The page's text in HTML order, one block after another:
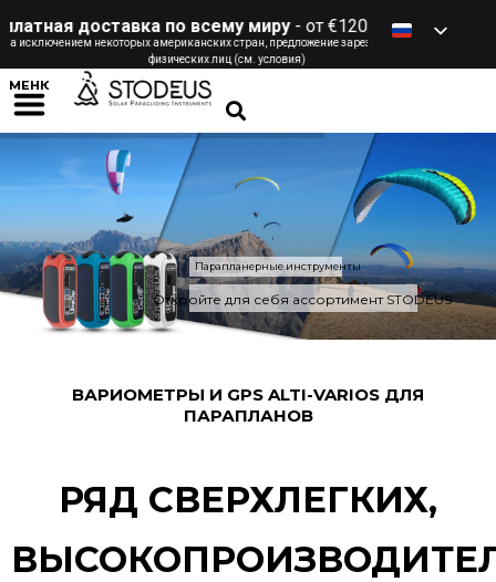
доставка по всему миру- от €120 / £ / $ / CHF *
некоторых американских стран, предложение зарезервировано для
физических лиц (см. условия)
МЕНЮ
Откройте для себя ассортимент STODEUS
Парапланерные инструменты
ВАРИОМЕТРЫ И GPS ALTI-VARIOS ДЛЯ
ПАРАПЛАНОВ
РЯД СВЕРХЛЕГКИХ,